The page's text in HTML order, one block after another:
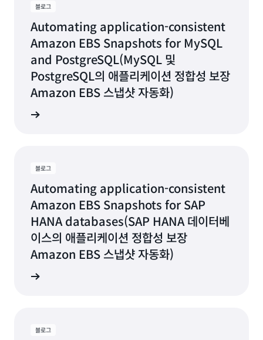
블로그
Automating application-consistent
Amazon EBS Snapshots for MySQL
and PostgreSQL(MySQL 및
PostgreSQL의 애플리케이션 정합성 보장
Amazon EBS 스냅샷 자동화)
블로그
Automating application-consistent
Amazon EBS Snapshots for SAP
HANA databases(SAP HANA 데이터베
이스의 애플리케이션 정합성 보장
Amazon EBS 스냅샷 자동화)
블로그